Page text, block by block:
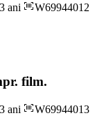
ani
W69944012
film.
ani
W69944013